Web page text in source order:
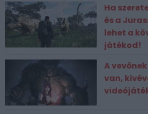
Ha
és a
lehet a
játékod!
A
van,